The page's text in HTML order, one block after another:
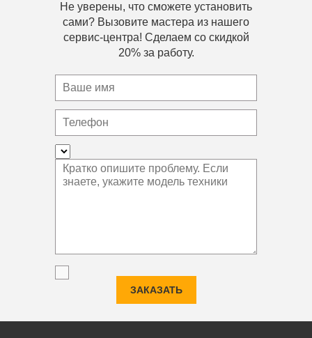
Не уверены, что сможете установить
сами? Вызовите мастера из нашего
сервис-центра! Сделаем со скидкой
20% за работу.
ЗАКАЗАТЬ